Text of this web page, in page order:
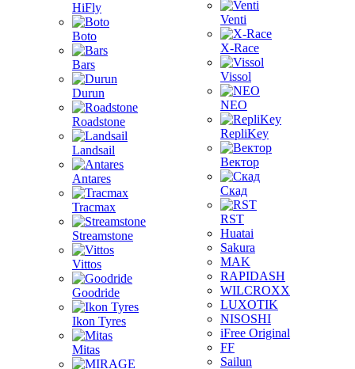
HiFly
Boto
Bars
Durun
Roadstone
Landsail
Antares
Tracmax
Streamstone
Vittos
Goodride
Ikon Tyres
Mitas
Venti
X-Race
Vissol
NEO
RepliKey
Вектор
Скад
RST
Huatai
Sakura
MAK
RAPIDASH
WILCROXX
LUXOTIK
NISOSHI
iFree Original
FF
Sailun